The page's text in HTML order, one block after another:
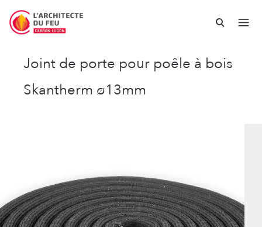
Joint de porte pour poêle à bois
Skantherm ø13mm